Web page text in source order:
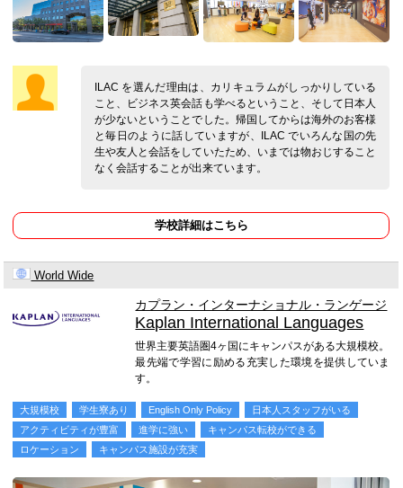
ILAC を選んだ理由は、カリキュラムがしっかりしている
こと、ビジネス英会話も学べるということ、そして日本人
が少ないということでした。帰国してからは海外のお客様
と毎日のように話していますが、ILAC でいろんな国の先
生や友人と会話をしていたため、いまでは物おじすること
なく会話することが出来ています。
学校詳細はこちら
World Wide
カプラン・インターナショナル・ランゲージ
Kaplan International Languages
世界主要英語圏4ヶ国にキャンパスがある大規模校。
最先端で学習に励める充実した環境を提供していま
す。
大規模校 学生寮あり English Only Policy
日本人スタッフがいる
アクティビティが豊富
進学に強い
キャンパス転校ができる
ロケーション
キャンパス施設が充実